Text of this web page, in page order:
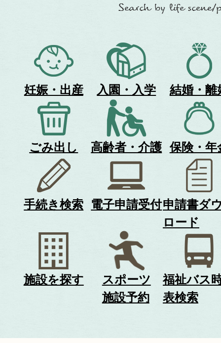
Search
life
scene/purpose
妊娠・出産 入園・入学 結婚・離
ごみ出し 高齢者・介護 保険・年
手続き検索 電子申請受付申請書ダ
ロード
施設を探す
スポーツ
施設予約
福祉バス
表検索